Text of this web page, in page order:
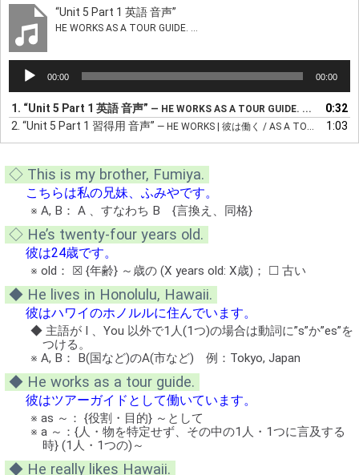
“Unit 5 Part 1 英語 音声”
HE WORKS AS A TOUR GUIDE. ...
プ
レ
ー
00:00 00:00
1. “Unit 5 Part 1 英語 音声” — HE WORKS AS A TOUR GUIDE. ...
0:32
2. “Unit 5 Part 1 習得用 音声” — HE WORKS | 彼は働く / AS A TOUR GUIDE. | ツアーガイドとして ... 1:03
◇ This is my brother, Fumiya.
こちらは私の兄妹、ふみやです。
※ A, B： A 、すなわち B {言換え、同格}
◇ He’s twenty-four years old.
彼は24歳です。
※ old： ☒ {年齢} ～歳の (X years old: X歳)； ☐ 古い
◆ He lives in Honolulu, Hawaii.
彼はハワイのホノルルに住んでいます。
◆ 主語が I 、You 以外で1人(1つ)の場合は動詞に”s”か”es”を
つける。
※ A, B： B(国など)のA(市など) 例：Tokyo, Japan
◆ He works as a tour guide.
彼はツアーガイドとして働いています。
※ as ～： {役割・目的} ～として
※ a ～：{人・物を特定せず、その中の1人・1つに言及する
時} (1人・1つの)～
◆ He really likes Hawaii.